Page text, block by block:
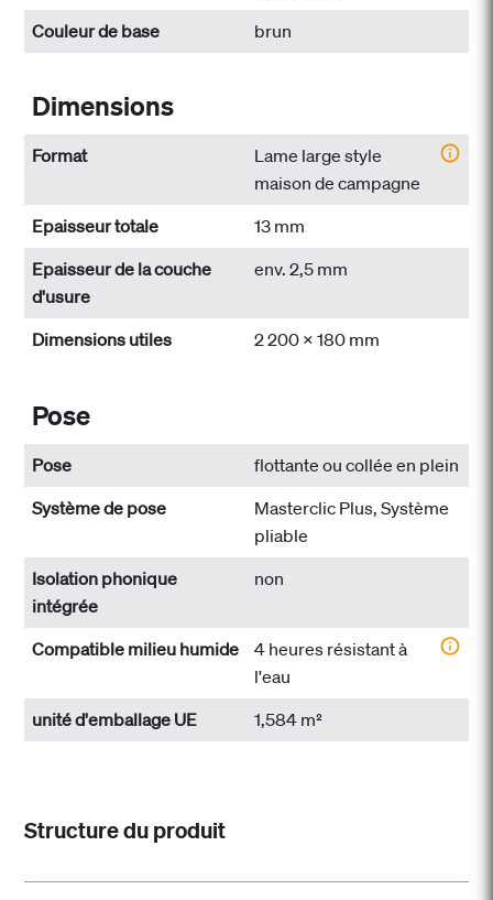
Couleur de base
brun
Dimensions
Format
Lame large style
maison de campagne
Epaisseur totale
13 mm
Epaisseur de la couche
d'usure
env. 2,5 mm
Dimensions utiles 2 200 x 180 mm
Pose
Pose
flottante ou collée en plein
Système de pose
Masterclic Plus, Système
pliable
Isolation phonique
intégrée
non
Compatible milieu humide
4 heures résistant à
l'eau
unité d'emballage UE
1,584 m²
Structure du produit